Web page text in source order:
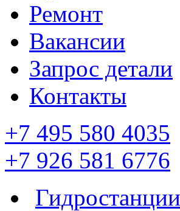
Ремонт
Вакансии
Запрос детали
Контакты
+7 495 580 4035
+7 926 581 6776
Гидростанции